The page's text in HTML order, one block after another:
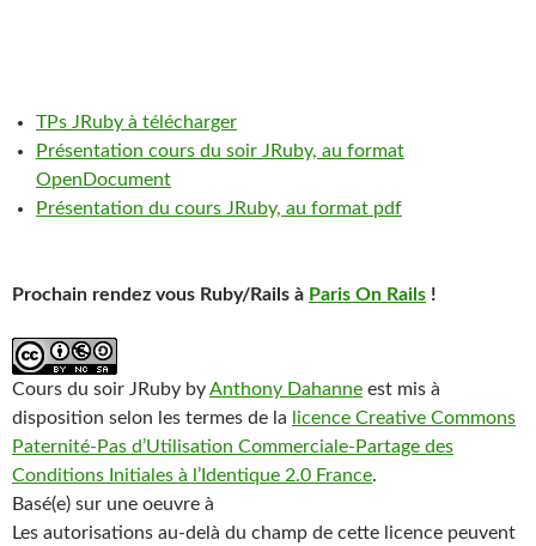
TPs JRuby à télécharger
Présentation cours du soir JRuby, au format
OpenDocument
Présentation du cours JRuby, au format pdf
Prochain rendez vous Ruby/Rails à Paris On Rails !
Cours du soir JRuby byAnthony Dahanne est mis à
disposition selon les termes de la
licence Creative Commons
Paternité-Pas d’Utilisation Commerciale-Partage des
Conditions Initiales à l’Identique 2.0 France.
Basé(e) sur une oeuvre à
Les autorisations au-delà du champ de cette licence peuvent